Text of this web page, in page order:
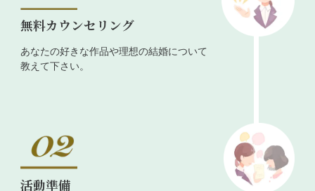
無料カウンセリング
あなたの好きな作品や理想の結婚について
教えて下さい。
活動準備